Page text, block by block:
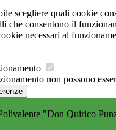
scegliere quali cookie
che consentono il
necessari al
non possono
"Don Quirico